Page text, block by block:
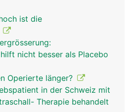
ist die
nicht besser als Placebo
Operierte länger?
in der Schweiz mit
Therapie behandelt